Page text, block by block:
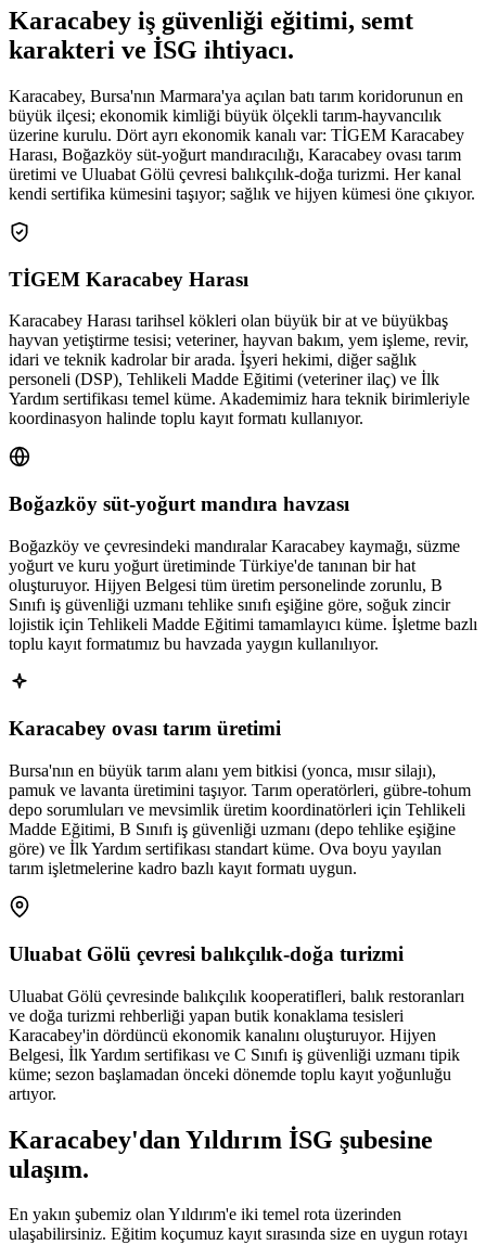
Karacabey iş güvenliği eğitimi, semt
karakteri ve İSG ihtiyacı.
Karacabey, Bursa'nın Marmara'ya açılan batı tarım koridorunun en
büyük ilçesi; ekonomik kimliği büyük ölçekli tarım-hayvancılık
üzerine kurulu. Dört ayrı ekonomik kanalı var: TİGEM Karacabey
Harası, Boğazköy süt-yoğurt mandıracılığı, Karacabey ovası tarım
üretimi ve Uluabat Gölü çevresi balıkçılık-doğa turizmi. Her kanal
kendi sertifika kümesini taşıyor; sağlık ve hijyen kümesi öne çıkıyor.
TİGEM Karacabey Harası
Karacabey Harası tarihsel kökleri olan büyük bir at ve büyükbaş
hayvan yetiştirme tesisi; veteriner, hayvan bakım, yem işleme, revir,
idari ve teknik kadrolar bir arada. İşyeri hekimi, diğer sağlık
personeli (DSP), Tehlikeli Madde Eğitimi (veteriner ilaç) ve İlk
Yardım sertifikası temel küme. Akademimiz hara teknik birimleriyle
koordinasyon halinde toplu kayıt formatı kullanıyor.
Boğazköy süt-yoğurt mandıra havzası
Boğazköy ve çevresindeki mandıralar Karacabey kaymağı, süzme
yoğurt ve kuru yoğurt üretiminde Türkiye'de tanınan bir hat
oluşturuyor. Hijyen Belgesi tüm üretim personelinde zorunlu, B
Sınıfı iş güvenliği uzmanı tehlike sınıfı eşiğine göre, soğuk zincir
lojistik için Tehlikeli Madde Eğitimi tamamlayıcı küme. İşletme bazlı
toplu kayıt formatımız bu havzada yaygın kullanılıyor.
Karacabey ovası tarım üretimi
Bursa'nın en büyük tarım alanı yem bitkisi (yonca, mısır silajı),
pamuk ve lavanta üretimini taşıyor. Tarım operatörleri, gübre-tohum
depo sorumluları ve mevsimlik üretim koordinatörleri için Tehlikeli
Madde Eğitimi, B Sınıfı iş güvenliği uzmanı (depo tehlike eşiğine
göre) ve İlk Yardım sertifikası standart küme. Ova boyu yayılan
tarım işletmelerine kadro bazlı kayıt formatı uygun.
Uluabat Gölü çevresi balıkçılık-doğa turizmi
Uluabat Gölü çevresinde balıkçılık kooperatifleri, balık restoranları
ve doğa turizmi rehberliği yapan butik konaklama tesisleri
Karacabey'in dördüncü ekonomik kanalını oluşturuyor. Hijyen
Belgesi, İlk Yardım sertifikası ve C Sınıfı iş güvenliği uzmanı tipik
küme; sezon başlamadan önceki dönemde toplu kayıt yoğunluğu
artıyor.
Karacabey'dan Yıldırım İSG şubesine
ulaşım.
En yakın şubemiz olan Yıldırım'e iki temel rota üzerinden
ulaşabilirsiniz. Eğitim koçumuz kayıt sırasında size en uygun rotayı